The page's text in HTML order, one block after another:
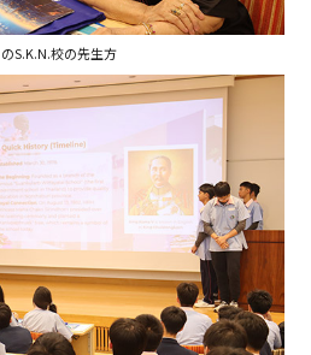
S.K.N.校の先生方